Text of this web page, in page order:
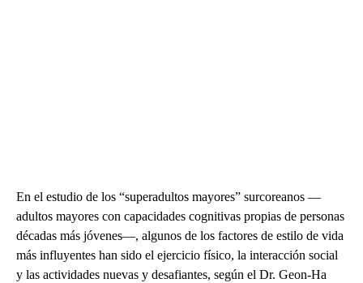
En el estudio de los “superadultos mayores” surcoreanos —
adultos mayores con capacidades cognitivas propias de personas
décadas más jóvenes—, algunos de los factores de estilo de vida
más influyentes han sido el ejercicio físico, la interacción social
y las actividades nuevas y desafiantes, según el Dr. Geon-Ha